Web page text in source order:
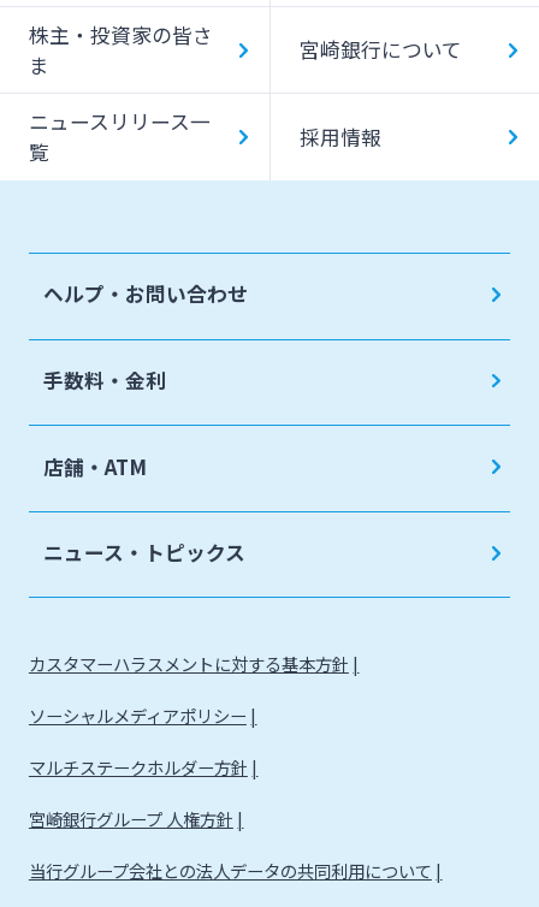
株主・投資家の皆さ
ま
宮崎銀行について
ニュースリリース一
覧
採用情報
ヘルプ・お問い合わせ
手数料・金利
店舗・ATM
ニュース・トピックス
カスタマーハラスメントに対する基本方針
ソーシャルメディアポリシー
マルチステークホルダー方針
宮崎銀行グループ 人権方針
当行グループ会社との法人データの共同利用について